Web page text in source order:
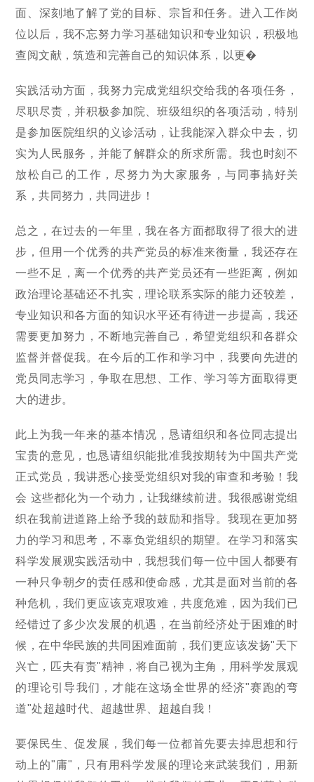
面、深刻地了解了党的目标、宗旨和任务。进入工作岗
位以后，我不忘努力学习基础知识和专业知识，积极地
查阅文献，筑造和完善自己的知识体系，以更�
实践活动方面，我努力完成党组织交给我的各项任务，
尽职尽责，并积极参加院、班级组织的各项活动，特别
是参加医院组织的义诊活动，让我能深入群众中去，切
实为人民服务，并能了解群众的所求所需。我也时刻不
放松自己的工作，尽努力为大家服务，与同事搞好关
系，共同努力，共同进步！
总之，在过去的一年里，我在各方面都取得了很大的进
步，但用一个优秀的共产党员的标准来衡量，我还存在
一些不足，离一个优秀的共产党员还有一些距离，例如
政治理论基础还不扎实，理论联系实际的能力还较差，
专业知识和各方面的知识水平还有待进一步提高，我还
需要更加努力，不断地完善自己，希望党组织和各群众
监督并督促我。在今后的工作和学习中，我要向先进的
党员同志学习，争取在思想、工作、学习等方面取得更
大的进步。
此上为我一年来的基本情况，恳请组织和各位同志提出
宝贵的意见，也恳请组织能批准我按期转为中国共产党
正式党员，我讲悉心接受党组织对我的审查和考验！我
会 这些都化为一个动力，让我继续前进。我很感谢党组
织在我前进道路上给予我的鼓励和指导。我现在更加努
力的学习和思考，不辜负党组织的期望。在学习和落实
科学发展观实践活动中，我想我们每一位中国人都要有
一种只争朝夕的责任感和使命感，尤其是面对当前的各
种危机，我们更应该克艰攻难，共度危难，因为我们已
经错过了多少次发展的机遇，在当前经济处于困难的时
候，在中华民族的共同困难面前，我们更应该发扬"天下
兴亡，匹夫有责"精神，将自己视为主角，用科学发展观
的理论引导我们，才能在这场全世界的经济"赛跑的弯
道"处超越时代、超越世界、超越自我！
要保民生、促发展，我们每一位都首先要去掉思想和行
动上的"庸"，只有用科学发展的理论来武装我们，用新